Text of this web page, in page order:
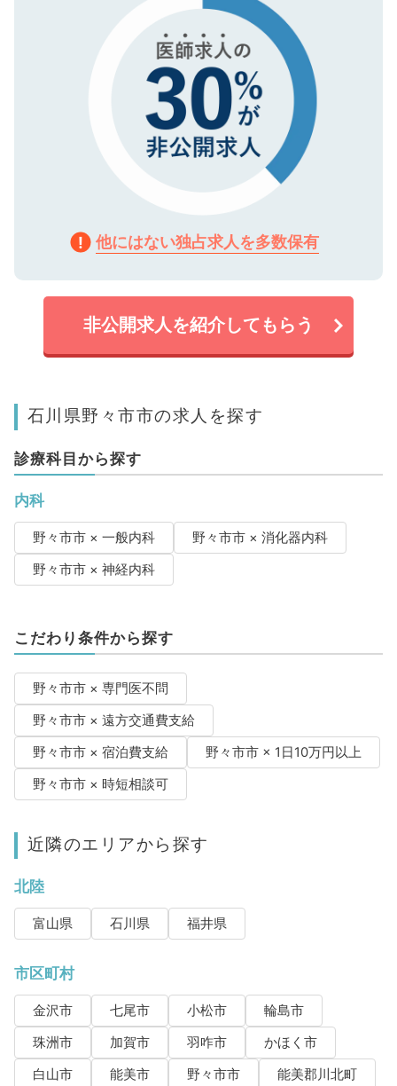
他にはない独占求人を多数保有
非公開求人を紹介してもらう
石川県野々市市の求人を探す
診療科目から探す
内科
野々市市 × 一般内科
野々市市 × 消化器内科
野々市市 × 神経内科
こだわり条件から探す
野々市市 × 専門医不問
野々市市 × 遠方交通費支給
野々市市 × 宿泊費支給
野々市市 × 1日10万円以上
野々市市 × 時短相談可
近隣のエリアから探す
北陸
富山県 石川県 福井県
市区町村
金沢市 七尾市 小松市
輪島市
珠洲市
加賀市 羽咋市
かほく市
白山市
能美市 野々市市
能美郡川北町